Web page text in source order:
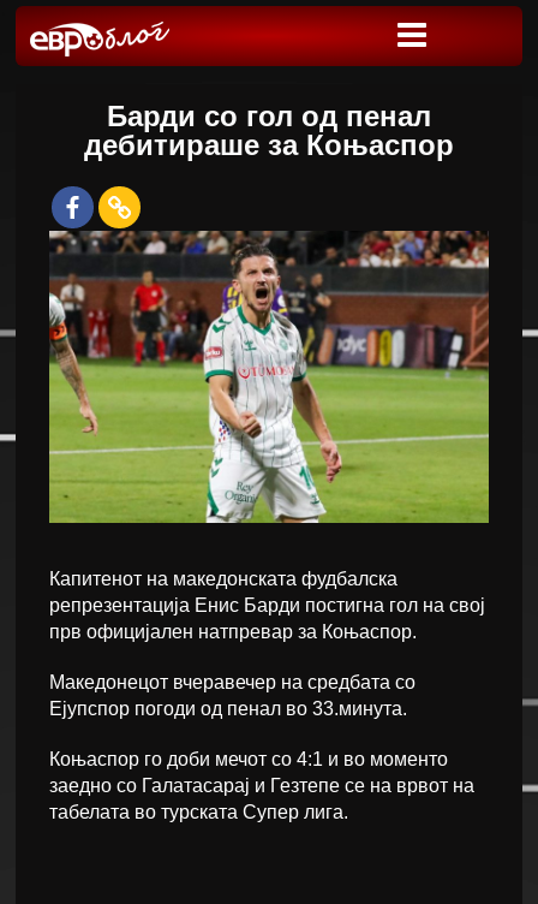
Барди со гол од пенал
дебитираше за Коњаспор
Капитенот на македонската фудбалска
репрезентација Енис Барди постигна гол на свој
прв официјален натпревар за Коњаспор.
Македонецот вчеравечер на средбата со
Ејупспор погоди од пенал во 33.минута.
Коњаспор го доби мечот со 4:1 и во моменто
заедно со Галатасарај и Гезтепе се на врвот на
табелата во турската Супер лига.